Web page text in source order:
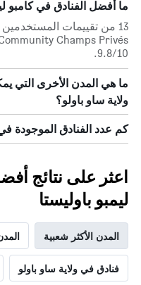
أيام
يتضمن
المخطط
التالي
محور
Y
الذي
يعرض
متوسط
ما أفضل الفنادق في كامبو
9.8/10.
ما هي المدن الأخرى التي
ولاية ساو باولو؟
كم عدد الفنادق الموجودة في
اعثر على نتائج
ليمبو باوليستا
المدن الأكثر شعبية
فنادق في ولاية ساو باولو